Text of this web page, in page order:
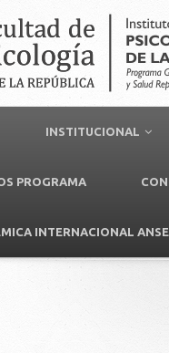
INSTITUCIONAL
PROGRAMA
INTERNACIONAL
aquí